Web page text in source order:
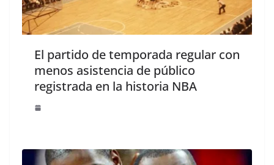
El partido de temporada regular con
menos asistencia de público
registrada en la historia NBA